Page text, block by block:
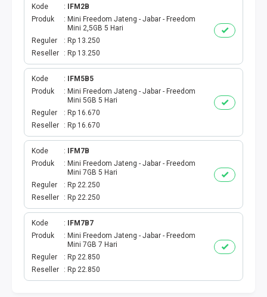
KUOTA TELKOMSEL
KUOTA TRI
KUOTA XL
TELKOMSEL SPESIAL
INDOSAT SPESIAL
TRI SPESIAL
XL AXIS SPESIAL
KUOTA SMS TELPON
E WALLET
Kode
IFM2B
Produk
Mini Freedom Jateng - Jabar - Freedom
Mini 2,5GB 5 Hari
Reguler
Rp 13.250
Reseller
Rp 13.250
Kode
IFM5B5
Produk
Mini Freedom Jateng - Jabar - Freedom
Mini 5GB 5 Hari
Reguler
Rp 16.670
Reseller
Rp 16.670
Kode
IFM7B
Produk
Mini Freedom Jateng - Jabar - Freedom
Mini 7GB 5 Hari
Reguler
Rp 22.250
Reseller
Rp 22.250
Kode
IFM7B7
Produk
Mini Freedom Jateng - Jabar - Freedom
Mini 7GB 7 Hari
Reguler
Rp 22.850
Reseller
Rp 22.850